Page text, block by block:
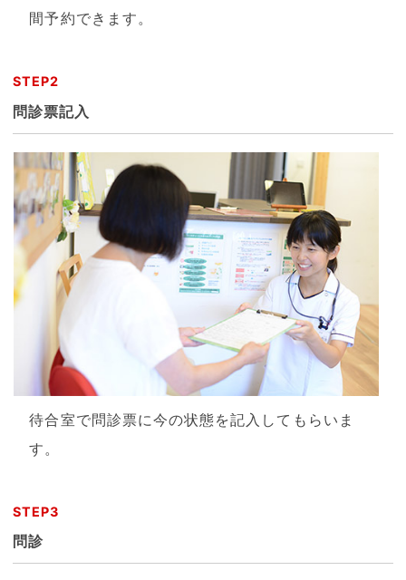
間予約できます。
STEP2
問診票記入
待合室で問診票に今の状態を記入してもらいま
す。
STEP3
問診